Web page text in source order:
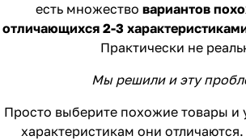
есть множество вариантов
отличающихся 2-3
Практически не
Мы решили и эту
Просто выберите похожие товары и
характеристикам они отличаются.